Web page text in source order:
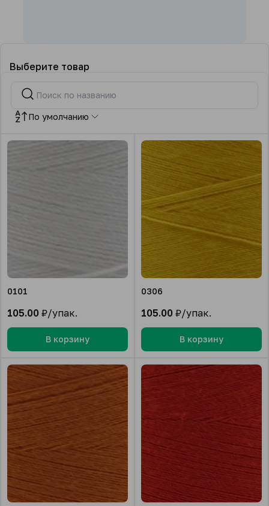
Выберите товар
По умолчанию
0101
105.00 ₽/упак.
В корзину
0306
105.00 ₽/упак.
В корзину